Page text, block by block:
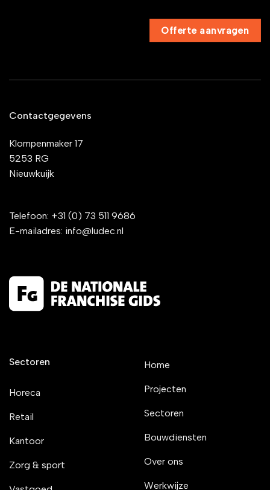
Offerte aanvragen
Contactgegevens
Klompenmaker 17
5253 RG
Nieuwkuijk
Telefoon: +31 (0) 73 511 9686
E-mailadres: info@ludec.nl
Sectoren
Horeca
Retail
Kantoor
Zorg & sport
Home
Projecten
Sectoren
Bouwdiensten
Over ons
Werkwijze